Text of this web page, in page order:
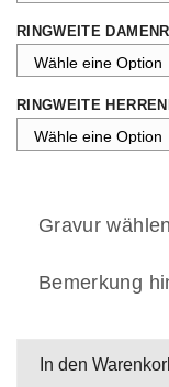
RINGWEITE
RINGWEITE
Gravur wählen
Bemerkung
In den